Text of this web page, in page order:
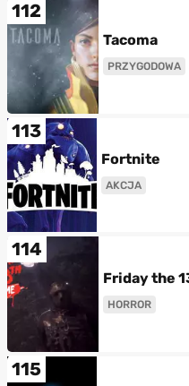
112
Tacoma
PRZYGODOWA
113
Fortnite
AKCJA
114
Friday the
HORROR
115